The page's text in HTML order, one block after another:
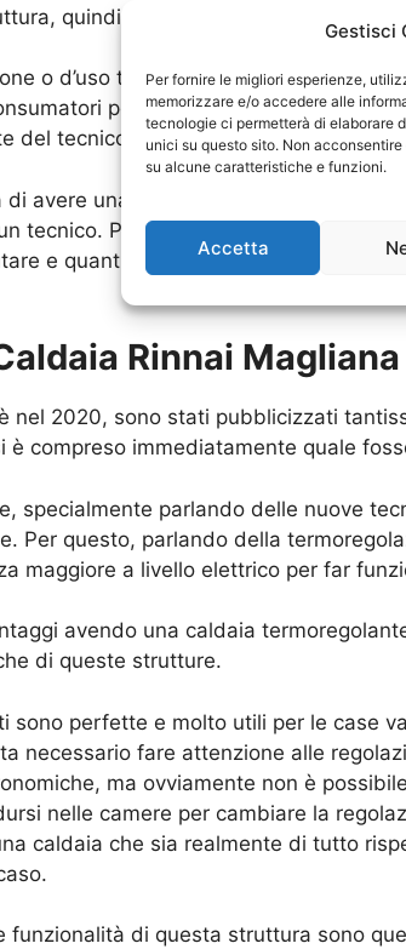
Gestisci
Per fornire le migliori esperienze,
memorizzare e/o accedere alle
tecnologie ci permetterà di elaborare
unici su questo sito. Non
su alcune caratteristiche e funzioni.
Accetta
quindi è normale che la caldaia
o d’uso troviamo anche una
potrebbe essere una sigla
del tecnico che vada a garantire poi
di avere una piena conoscenza sulla
tecnico. Prima di decidersi nell’acquisto
e quantificare la situazione e
Rinnai
nel 2020, sono stati pubblicizzati
è compreso immediatamente quale
specialmente parlando delle nuove
Per questo, parlando della
maggiore a livello elettrico per far
avendo una caldaia
di queste strutture.
sono perfette e molto utili per le case
necessario fare attenzione alle
ma ovviamente non è
nelle camere per cambiare la
caldaia che sia realmente di tutto
funzionalità di questa struttura sono